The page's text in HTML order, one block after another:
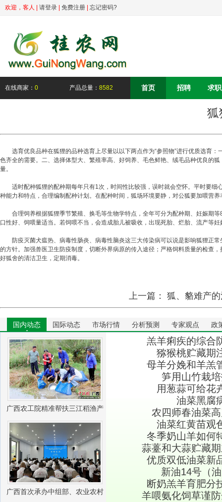
欢迎， 客人 请登录 免费注册 忘记密码?
在线商家： 0 产品总量： 8582 首页 招聘 求职
狐
选育优良品种在狐狸的品种选育上尽量以以下两点作为“参照物”进行优质选育：
色齐全的需要。二、选择体型大、繁殖率高、好饲养、毛色鲜艳、绒毛品种优良的
量。
适时配种狐狸的配种期每年只有1次，时间性比较强，误时就会空怀。平时要细
种能力和特点，合理编制配种计划。在配种时间，狐场环境要静，对公狐要加喂营
合理饲养根据狐狸季节繁殖、换毛等生物学特点，全年可分为配种期、妊娠期等
口性好、饲喂量适当。若饲喂不当，会造成胎儿被吸收，出现死胎、烂胎、流产等妊
防疫灭菌犬瘟热、病毒性肠炎、病毒性脑炎这三大传染病可以说是影响狐狸正常
的方针。加强兽医卫生防疫制度，切断外界病原的传入途径；严格饲料质量的检查
好狐舍的清洁卫生，定期消毒。
上一篇： 狐、貉难产
国内动态 国际动态 市场行情 分析预测 专家观点 政
广西农工院精准帮扶三江稻渔产
业振兴
广西首次承办中组部、农业农村
羔羊痢疾的综合
猕猴桃贮藏期
母羊分娩和羊羔
笋用山竹栽
用葱蒜可给花
油菜黑腐
农四师春油菜
油菜红黄苗观
冬季奶山羊如何
蒜薹和大蒜贮藏
优质双低油菜新
新油14号（
断奶羔羊育肥分
羊喂氨化饲草谨